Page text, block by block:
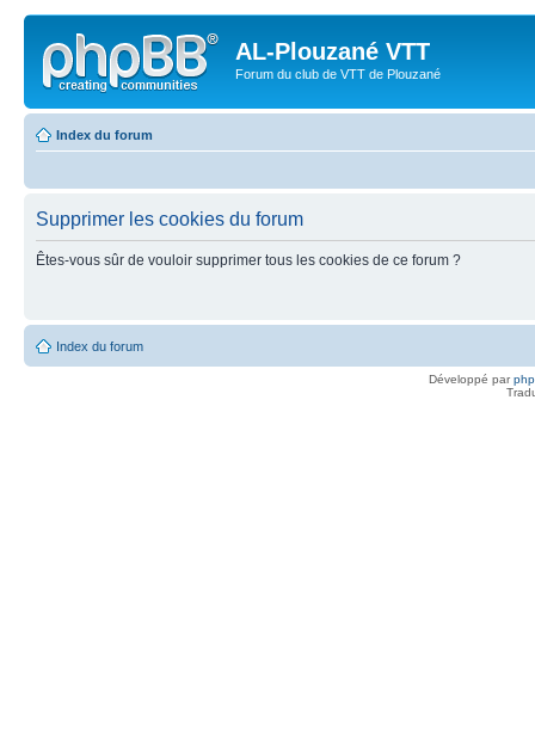
AL-Plouzané VTT
Forum du club de VTT de Plouzané
Index du forum
Supprimer les cookies du forum
Êtes-vous sûr de vouloir supprimer tous les cookies de ce forum ?
Index du forum
Développé par